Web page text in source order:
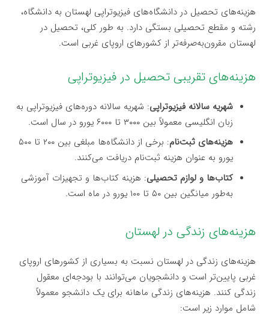
هزینه‌های تحصیل در دانشگاه‌های فیزیوتراپی لهستان به دانشگاه،
رشته و مقطع تحصیلی بستگی دارد. به طور کلی، تحصیل در
لهستان مقرون‌به‌صرفه‌تر از کشورهای اروپای غربی است.
هزینه‌های تقریبی تحصیل در فیزیوتراپی
شهریه سالانه فیزیوتراپی: شهریه سالانه دوره‌های فیزیوتراپی به
زبان انگلیسی معمولاً بین ۳۰۰۰ تا ۶۰۰۰ یورو در سال است.
هزینه‌های ثبت‌نام
: برخی از دانشگاه‌ها مبلغی بین ۲۰۰ تا ۵۰۰
یورو به عنوان هزینه ثبت‌نام دریافت می‌کنند.
کتاب‌ها و لوازم تحصیلی: هزینه کتاب‌ها و تجهیزات آموزشی
به‌طور میانگین بین ۵۰ تا ۱۰۰ یورو در ماه است.
هزینه‌های زندگی در لهستان
هزینه‌های زندگی در لهستان نسبت به بسیاری از کشورهای اروپای
غربی پایین‌تر است و دانشجویان می‌توانند با بودجه‌ای معقول
زندگی کنند. هزینه‌های زندگی ماهانه برای یک دانشجو معمولاً
شامل موارد زیر است: